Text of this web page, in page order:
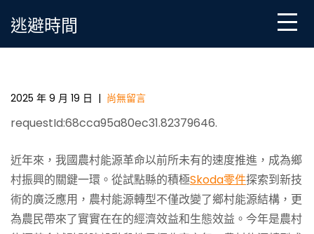
逃避時間
農村能源轉型動力澎湃_OSDER奧斯德材料報價中國網
2025 年 9 月 19 日 | 尚無留言
requestId:68cca95a80ec31.82379646.
近年來，我國農村能源革命以前所未有的速度推進，成為鄉
村振興的關鍵一環。從試點縣的積極Skoda零件探索到新技
術的廣泛應用，農村能源轉型不僅改變了鄉村能源結構，更
為農民帶來了實實在在的經濟效益和生態效益。今年是農村